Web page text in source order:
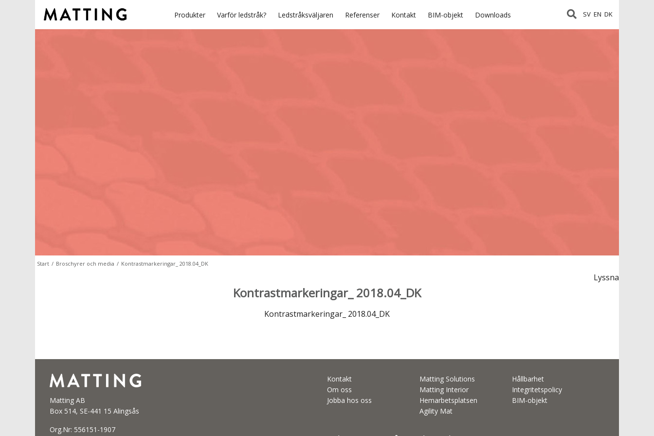
Produkter Varför ledstråk? Ledstråksväljaren Referenser Kontakt BIM-objekt Downloads SV EN DK
Start / Broschyrer och media / Kontrastmarkeringar_ 2018.04_DK
Lyssna
Kontrastmarkeringar_ 2018.04_DK
Kontrastmarkeringar_ 2018.04_DK
Matting AB
Box 514, SE-441 15 Alingsås
Org.Nr: 556151-1907
Kontakt
Om oss
Jobba hos oss
Matting Solutions
Matting Interior
Hemarbetsplatsen
Agility Mat
Hållbarhet
Integritetspolicy
BIM-objekt